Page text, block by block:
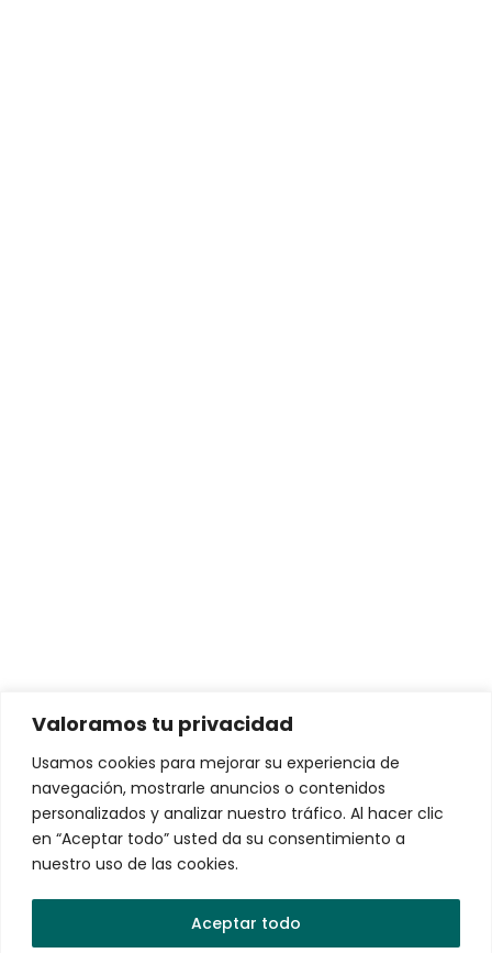
Valoramos tu privacidad
Usamos cookies para mejorar su experiencia de
navegación, mostrarle anuncios o contenidos
personalizados y analizar nuestro tráfico. Al hacer clic
en “Aceptar todo” usted da su consentimiento a
nuestro uso de las cookies.
Aceptar todo
Soluciones para empresas
VEMO Charging Network – La red de recarga más
robusta y confiable de México
VEMO EV Fleets
Gestión de Flotas de Vehículos Eléctricos